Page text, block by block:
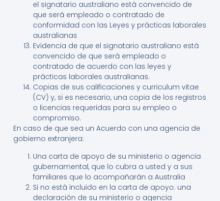
el signatario australiano está convencido de
que será empleado o contratado de
conformidad con las Leyes y prácticas laborales
australianas
Evidencia de que el signatario australiano está
convencido de que será empleado o
contratado de acuerdo con las leyes y
prácticas laborales australianas.
Copias de sus calificaciones y curriculum vitae
(CV) y, si es necesario, una copia de los registros
o licencias requeridas para su empleo o
compromiso.
En caso de que sea un Acuerdo con una agencia de
gobierno extranjera:
Una carta de apoyo de su ministerio o agencia
gubernamental, que lo cubra a usted y a sus
familiares que lo acompañarán a Australia
Si no está incluido en la carta de apoyo: una
declaración de su ministerio o agencia